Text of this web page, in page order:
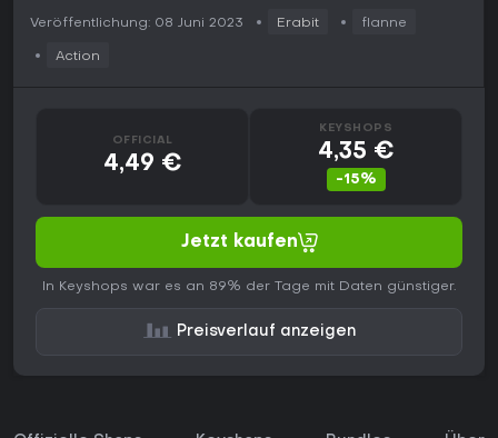
Veröffentlichung: 08 Juni 2023 Erabit flanne
Action
OFFICIAL
4,49 €
KEYSHOPS
4,35 €
-15%
Jetzt kaufen
In Keyshops war es an 89% der Tage mit Daten günstiger.
Preisverlauf anzeigen